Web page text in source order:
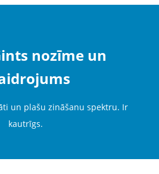
nozīme un
un plašu zināšanu spektru. Ir
kautrīgs.